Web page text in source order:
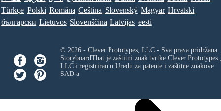
Türkçe Polski Româna Ceština Slovenský Magyar Hrvatski
български Lietuvos Slovenščina Latvijas eesti
© 2026 - Clever Prototypes, LLC - Sva prava pridržana.
StoryboardThat je zaštitni znak tvrtke Clever Prototypes ,
LLCi registriran u Uredu za patente i zaštitne znakove
SAD-a